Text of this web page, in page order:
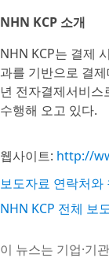
NHN KCP 소개
NHN KCP는 결제
과를 기반으로 결
년 전자결제서비
수행해 오고 있다.
웹사이트: http://
보도자료 연락처와
NHN KCP 전체 보
이 뉴스는 기업·기